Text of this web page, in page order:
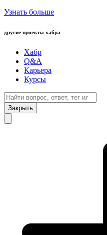
Узнать больше
другие проекты хабра
Хабр
Q&A
Карьера
Курсы
Закрыть